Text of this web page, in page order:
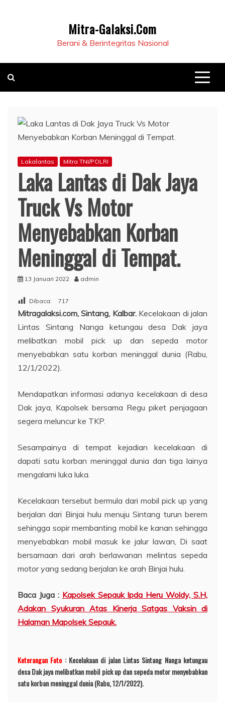
Mitra-Galaksi.Com
Berani & Berintegritas Nasional
Lakalantas Mitra TNI/POLRI
Laka Lantas di Dak Jaya
Truck Vs Motor
Menyebabkan Korban
Meninggal di Tempat.
13 Januari 2022 admin
Dibaca: 717
Mitragalaksi.com, Sintang, Kalbar. Kecelakaan di jalan
Lintas Sintang Nanga ketungau desa Dak jaya
melibatkan mobil pick up dan sepeda motor
menyebabkan satu korban meninggal dunia (Rabu,
12/1/2022).
Mendapatkan informasi adanya kecelakaan di desa
Dak jaya, Kapolsek bersama Regu piket penjagaan
segera meluncur ke TKP.
Sesampainya di tempat kejadian kecelakaan di
dapati satu korban meninggal dunia dan tiga lainya
mengalami luka luka.
Kecelakaan tersebut bermula dari mobil pick up yang
berjalan dari Binjai hulu menuju Sintang turun berem
sehingga sopir membanting mobil ke kanan sehingga
menyebabkan mobil masuk ke jalur lawan, Di saat
bersamaan dari arah berlawanan melintas sepeda
motor yang sedang berjalan ke arah Binjai hulu.
Baca Juga : Kapolsek Sepauk Ipda Heru Woldy, S.H,
Adakan Syukuran Atas Kinerja Satgas Vaksin di
Halaman Mapolsek Sepauk.
Keterangan Foto : Kecelakaan di jalan Lintas Sintang Nanga ketungau
desa Dak jaya melibatkan mobil pick up dan sepeda motor menyebabkan
satu korban meninggal dunia (Rabu, 12/1/2022).